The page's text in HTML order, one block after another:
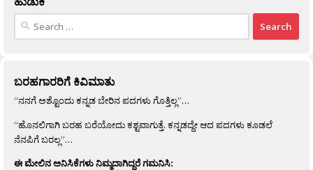
Search
ಬರಹಗಾರರಿಗೆ ಕಿವಿಮಾತು
“ನನಗೆ ಅಶ್ಟೊಂದು ಕನ್ನಡ ಬೇರಿನ ಪದಗಳು ಗೊತ್ತಿಲ್ಲ”…
“ಹೊನಲಿಗಾಗಿ ಬರಹ ಬರೆಯೋದು ಕಶ್ಟವಾಗುತ್ತೆ. ಕನ್ನಡದ್ದೇ ಆದ ಪದಗಳು ಕೂಡಲೆ
ನೆನಪಿಗೆ ಬರಲ್ಲ”…
ಈ ಮೇಲಿನ ಅನಿಸಿಕೆಗಳು ನಿಮ್ಮದಾಗಿದ್ದರೆ ಗಮನಿಸಿ: